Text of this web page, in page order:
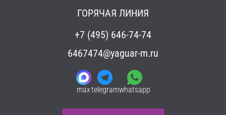
ГОРЯЧАЯ ЛИНИЯ
+7 (495) 646-74-74
6467474@yaguar-m.ru
maxtelegramwhatsapp